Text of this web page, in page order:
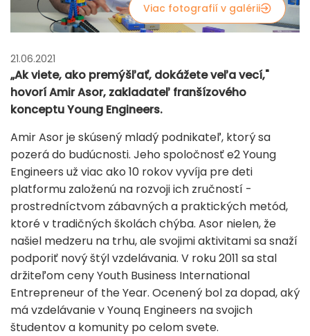
Viac fotografií v galérii
21.06.2021
„Ak viete, ako premýšľať, dokážete veľa vecí,"
hovorí Amir Asor, zakladateľ franšízového
konceptu Young Engineers.
Amir Asor je skúsený mladý podnikateľ, ktorý sa
pozerá do budúcnosti. Jeho spoločnosť e2 Young
Engineers už viac ako 10 rokov vyvíja pre deti
platformu založenú na rozvoji ich zručností -
prostredníctvom zábavných a praktických metód,
ktoré v tradičných školách chýba. Asor nielen, že
našiel medzeru na trhu, ale svojimi aktivitami sa snaží
podporiť nový štýl vzdelávania. V roku 2011 sa stal
držiteľom ceny Youth Business International
Entrepreneur of the Year. Ocenený bol za dopad, aký
má vzdelávanie v Younq Engineers na svojich
študentov a komunity po celom svete.